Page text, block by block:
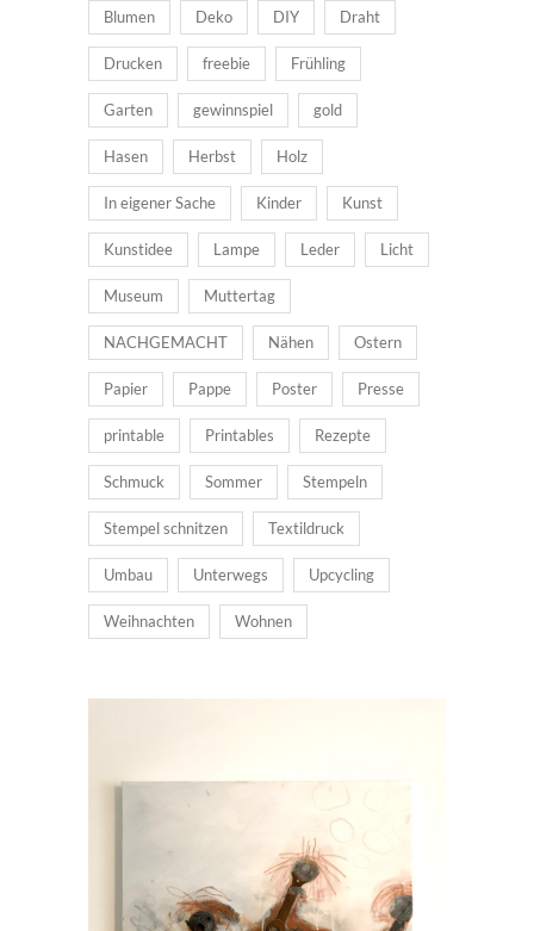
Blumen Deko DIY Draht
Drucken freebie Frühling
Garten gewinnspiel gold
Hasen Herbst Holz
In eigener Sache Kinder Kunst
Kunstidee Lampe Leder Licht
Museum Muttertag
NACHGEMACHT Nähen Ostern
Papier Pappe Poster Presse
printable Printables Rezepte
Schmuck Sommer Stempeln
Stempel schnitzen Textildruck
Umbau Unterwegs Upcycling
Weihnachten Wohnen